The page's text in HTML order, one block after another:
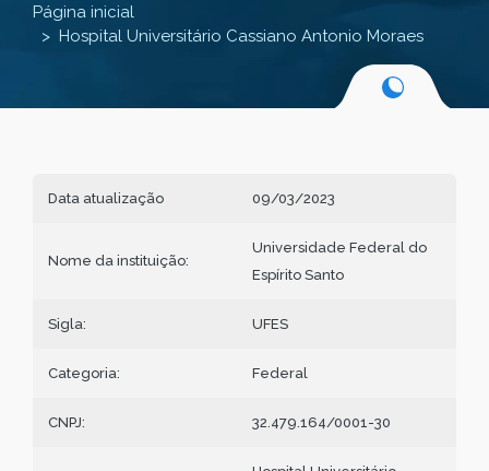
Página inicial
Hospital Universitário Cassiano Antonio Moraes
Data atualização 09/03/2023
Nome da instituição:
Universidade Federal do
Espírito Santo
Sigla: UFES
Categoria: Federal
CNPJ: 32.479.164/0001-30